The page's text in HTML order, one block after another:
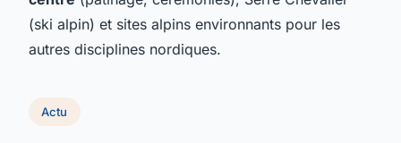
(ski alpin) et sites alpins environnants pour les
autres disciplines nordiques.
Actu